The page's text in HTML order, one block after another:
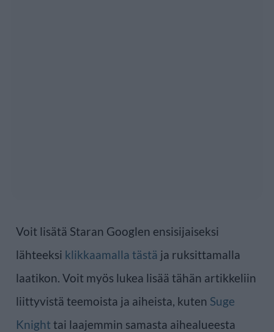
Voit lisätä Staran Googlen ensisijaiseksi
lähteeksi klikkaamalla tästä ja ruksittamalla
laatikon. Voit myös lukea lisää tähän artikkeliin
liittyvistä teemoista ja aiheista, kuten Suge
Knighttai laajemmin samasta aihealueesta